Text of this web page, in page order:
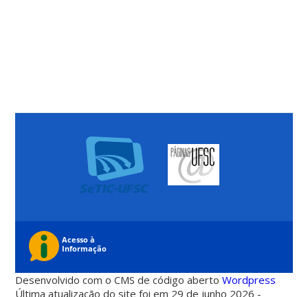
Desenvolvido com o CMS de código abertoWordpress
Última atualização do site foi em 29 de junho 2026 -